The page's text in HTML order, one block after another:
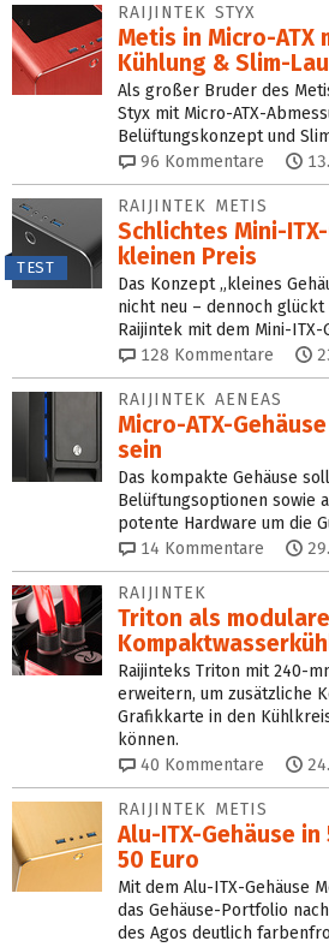
RAIJINTEK STYX
Metis in Micro-
Kühlung & Slim-
Als großer Bruder des
Styx mit Micro-ATX-
Belüftungskonzept und
96 Kommentare
TEST
RAIJINTEK METIS
Schlichtes Mini-
kleinen Preis
Das Konzept „kleines
nicht neu – dennoch
Raijintek mit dem Mini-ITX-
128 Kommentare
RAIJINTEK AENEAS
Micro-ATX-
sein
Das kompakte Gehäuse
Belüftungsoptionen sowie
potente Hardware um die
14 Kommentare
RAIJINTEK
Triton als modulare
Raijinteks Triton mit 240-
erweitern, um zusätzliche
Grafikkarte in den
können.
40 Kommentare
RAIJINTEK METIS
Alu-ITX-Gehäuse
50 Euro
Mit dem Alu-ITX-Gehäuse
das Gehäuse-Portfolio
des Agos deutlich